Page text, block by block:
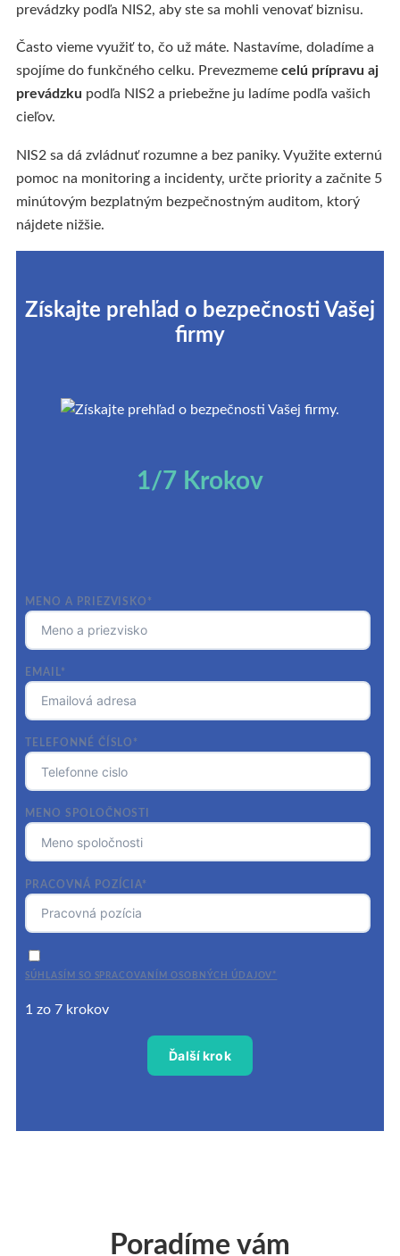
prevádzky podľa NIS2, aby ste sa mohli venovať biznisu.
Často vieme využiť to, čo už máte. Nastavíme, doladíme a
spojíme do funkčného celku. Prevezmeme celú prípravu aj
prevádzku podľa NIS2 a priebežne ju ladíme podľa vašich
cieľov.
NIS2 sa dá zvládnuť rozumne a bez paniky. Využite externú
pomoc na monitoring a incidenty, určte priority a začnite 5
minútovým bezplatným bezpečnostným auditom, ktorý
nájdete nižšie.
Získajte prehľad o bezpečnosti Vašej
firmy
1/7 Krokov
MENO A PRIEZVISKO*
EMAIL*
TELEFONNÉ ČÍSLO*
MENO SPOLOČNOSTI
PRACOVNÁ POZÍCIA*
SÚHLASÍM SO SPRACOVANÍM OSOBNÝCH ÚDAJOV*
1 zo 7 krokov
Poradíme vám